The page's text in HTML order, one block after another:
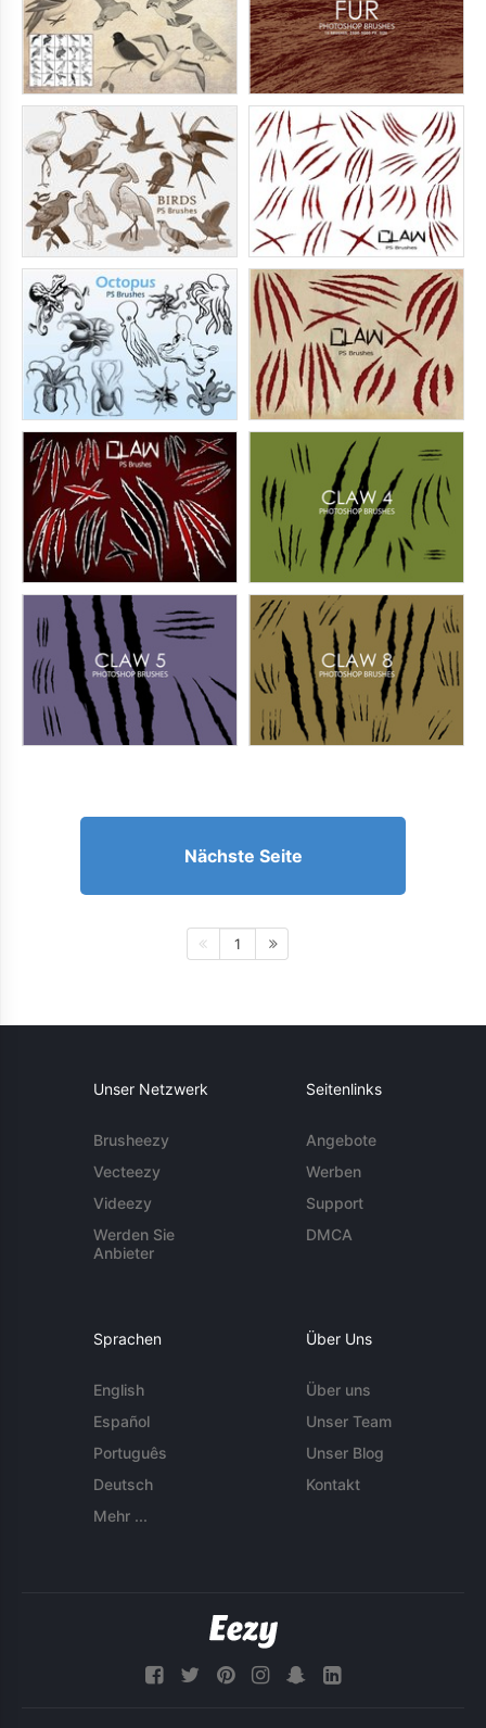
Nächste Seite
1
Unser Netzwerk
Brusheezy
Vecteezy
Videezy
Werden Sie
Anbieter
Seitenlinks
Angebote
Werben
Support
DMCA
Sprachen
English
Español
Português
Deutsch
Mehr ...
Über Uns
Über uns
Unser Team
Unser Blog
Kontakt